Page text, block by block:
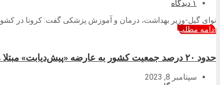
۱ دیدگاه
نوای گیل-وزیر بهداشت، درمان و آموزش پزشکی گفت: کرونا در
ادامه مطلب
حدود ۲۰ درصد جمعیت کشور به عارضه «پیش‌دیابت» مبتلا هستند
سپتامبر 8, 2023